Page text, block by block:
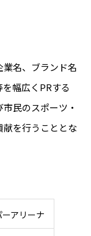
名、ブランド名
幅広くPRする
民のスポーツ・
献を行うこととな
アリーナ